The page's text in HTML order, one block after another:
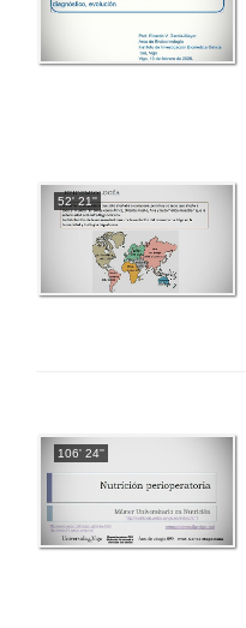
52' 21''
106' 24''